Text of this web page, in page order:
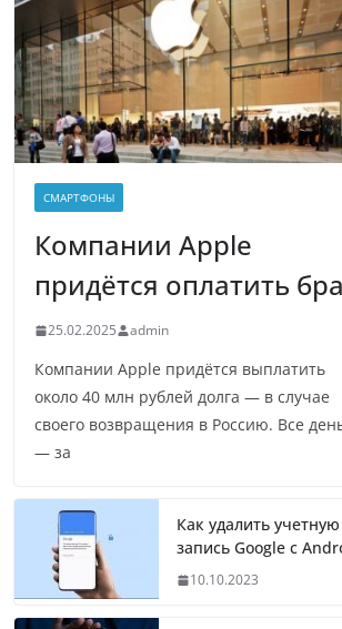
СМАРТФОНЫ
Компании Apple
придётся оплатить
25.02.2025 admin
Компании Apple придётся выплатить
около 40 млн рублей долга — в случае
своего возвращения в Россию. Все
— за
Как удалить учетную
запись Google с
10.10.2023